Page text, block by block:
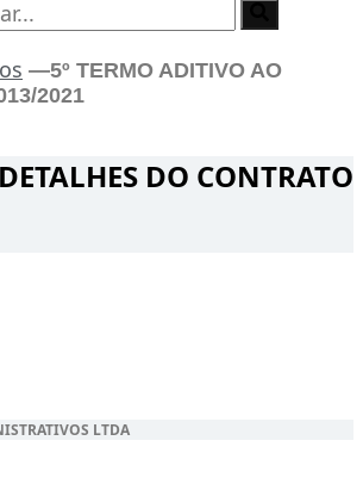
—5º TERMO ADITIVO AO
2021
DETALHES DO CONTRATO​
LTDA